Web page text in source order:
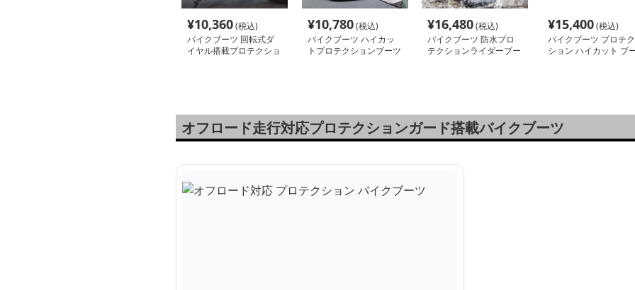
¥10,360(税込)
バイクブーツ 回転式ダ
イヤル搭載プロテクショ
¥10,780(税込)
バイクブーツ ハイカッ
トプロテクションブーツ
¥16,480(税込)
バイクブーツ 防水プロ
テクションライダーブー
¥15,400(税込)
バイクブーツ プロテク
ション ハイカット ブ
オフロード走行対応プロテクションガード搭載バイクブーツ